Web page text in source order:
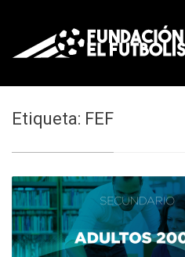
Etiqueta: FEF